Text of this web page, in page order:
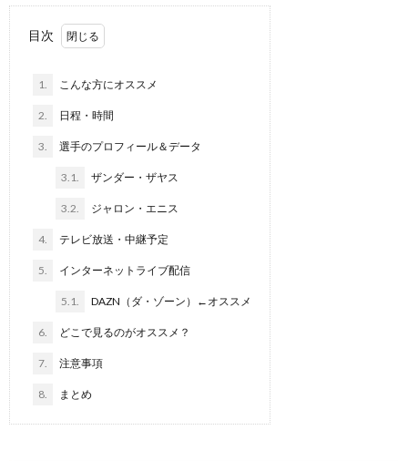
目次
1. こんな方にオススメ
2. 日程・時間
3. 選手のプロフィール＆データ
3.1. ザンダー・ザヤス
3.2. ジャロン・エニス
4. テレビ放送・中継予定
5. インターネットライブ配信
5.1. DAZN（ダ・ゾーン）←オススメ
6. どこで見るのがオススメ？
7. 注意事項
8. まとめ